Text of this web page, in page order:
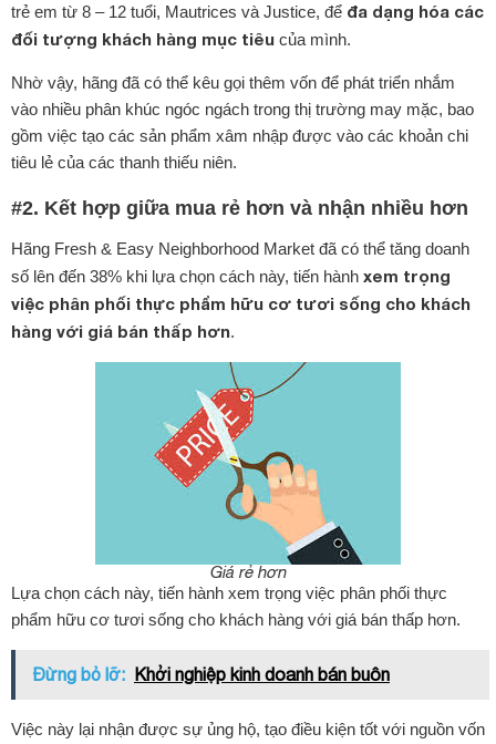
trẻ em từ 8 – 12 tuổi, Mautrices và Justice, để đa dạng hóa các
đối tượng khách hàng mục tiêu của mình.
Nhờ vậy, hãng đã có thể kêu gọi thêm vốn để phát triển nhắm
vào nhiều phân khúc ngóc ngách trong thị trường may mặc, bao
gồm việc tạo các sản phẩm xâm nhập được vào các khoản chi
tiêu lẻ của các thanh thiếu niên.
#2. Kết hợp giữa mua rẻ hơn và nhận nhiều hơn
Hãng Fresh & Easy Neighborhood Market đã có thể tăng doanh
số lên đến 38% khi lựa chọn cách này, tiến hành xem trọng
việc phân phối thực phẩm hữu cơ tươi sống cho khách
hàng với giá bán thấp hơn.
Giá rẻ hơn
Lựa chọn cách này, tiến hành xem trọng việc phân phối thực
phẩm hữu cơ tươi sống cho khách hàng với giá bán thấp hơn.
Đừng bỏ lỡ: Khởi nghiệp kinh doanh bán buôn
Việc này lại nhận được sự ủng hộ, tạo điều kiện tốt với nguồn vốn